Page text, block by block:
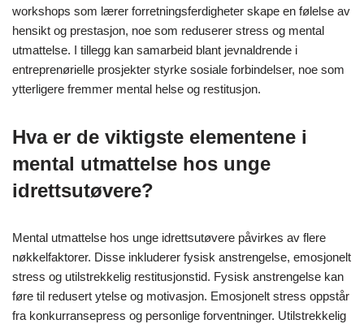
workshops som lærer forretningsferdigheter skape en følelse av
hensikt og prestasjon, noe som reduserer stress og mental
utmattelse. I tillegg kan samarbeid blant jevnaldrende i
entreprenørielle prosjekter styrke sosiale forbindelser, noe som
ytterligere fremmer mental helse og restitusjon.
Hva er de viktigste elementene i
mental utmattelse hos unge
idrettsutøvere?
Mental utmattelse hos unge idrettsutøvere påvirkes av flere
nøkkelfaktorer. Disse inkluderer fysisk anstrengelse, emosjonelt
stress og utilstrekkelig restitusjonstid. Fysisk anstrengelse kan
føre til redusert ytelse og motivasjon. Emosjonelt stress oppstår
fra konkurransepress og personlige forventninger. Utilstrekkelig